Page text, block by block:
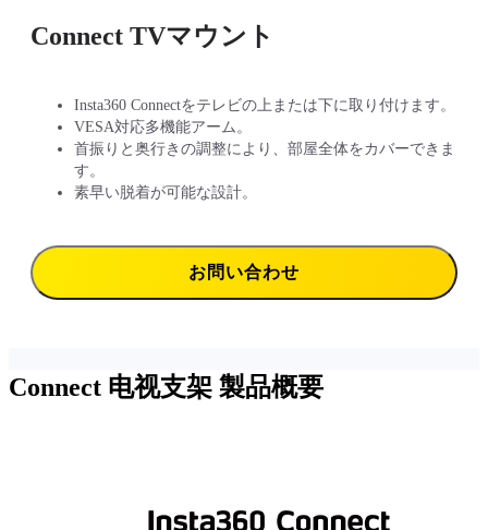
Connect TVマウント
Insta360 Connectをテレビの上または下に取り付けます。
VESA対応多機能アーム。
首振りと奥行きの調整により、部屋全体をカバーできま
す。
素早い脱着が可能な設計。
お問い合わせ
Connect 电视支架 製品概要